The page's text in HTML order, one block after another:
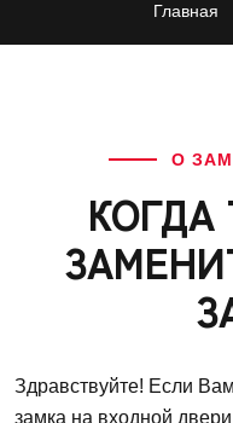
Главная
О
КОГДА
Здравствуйте! Если
замка на входной